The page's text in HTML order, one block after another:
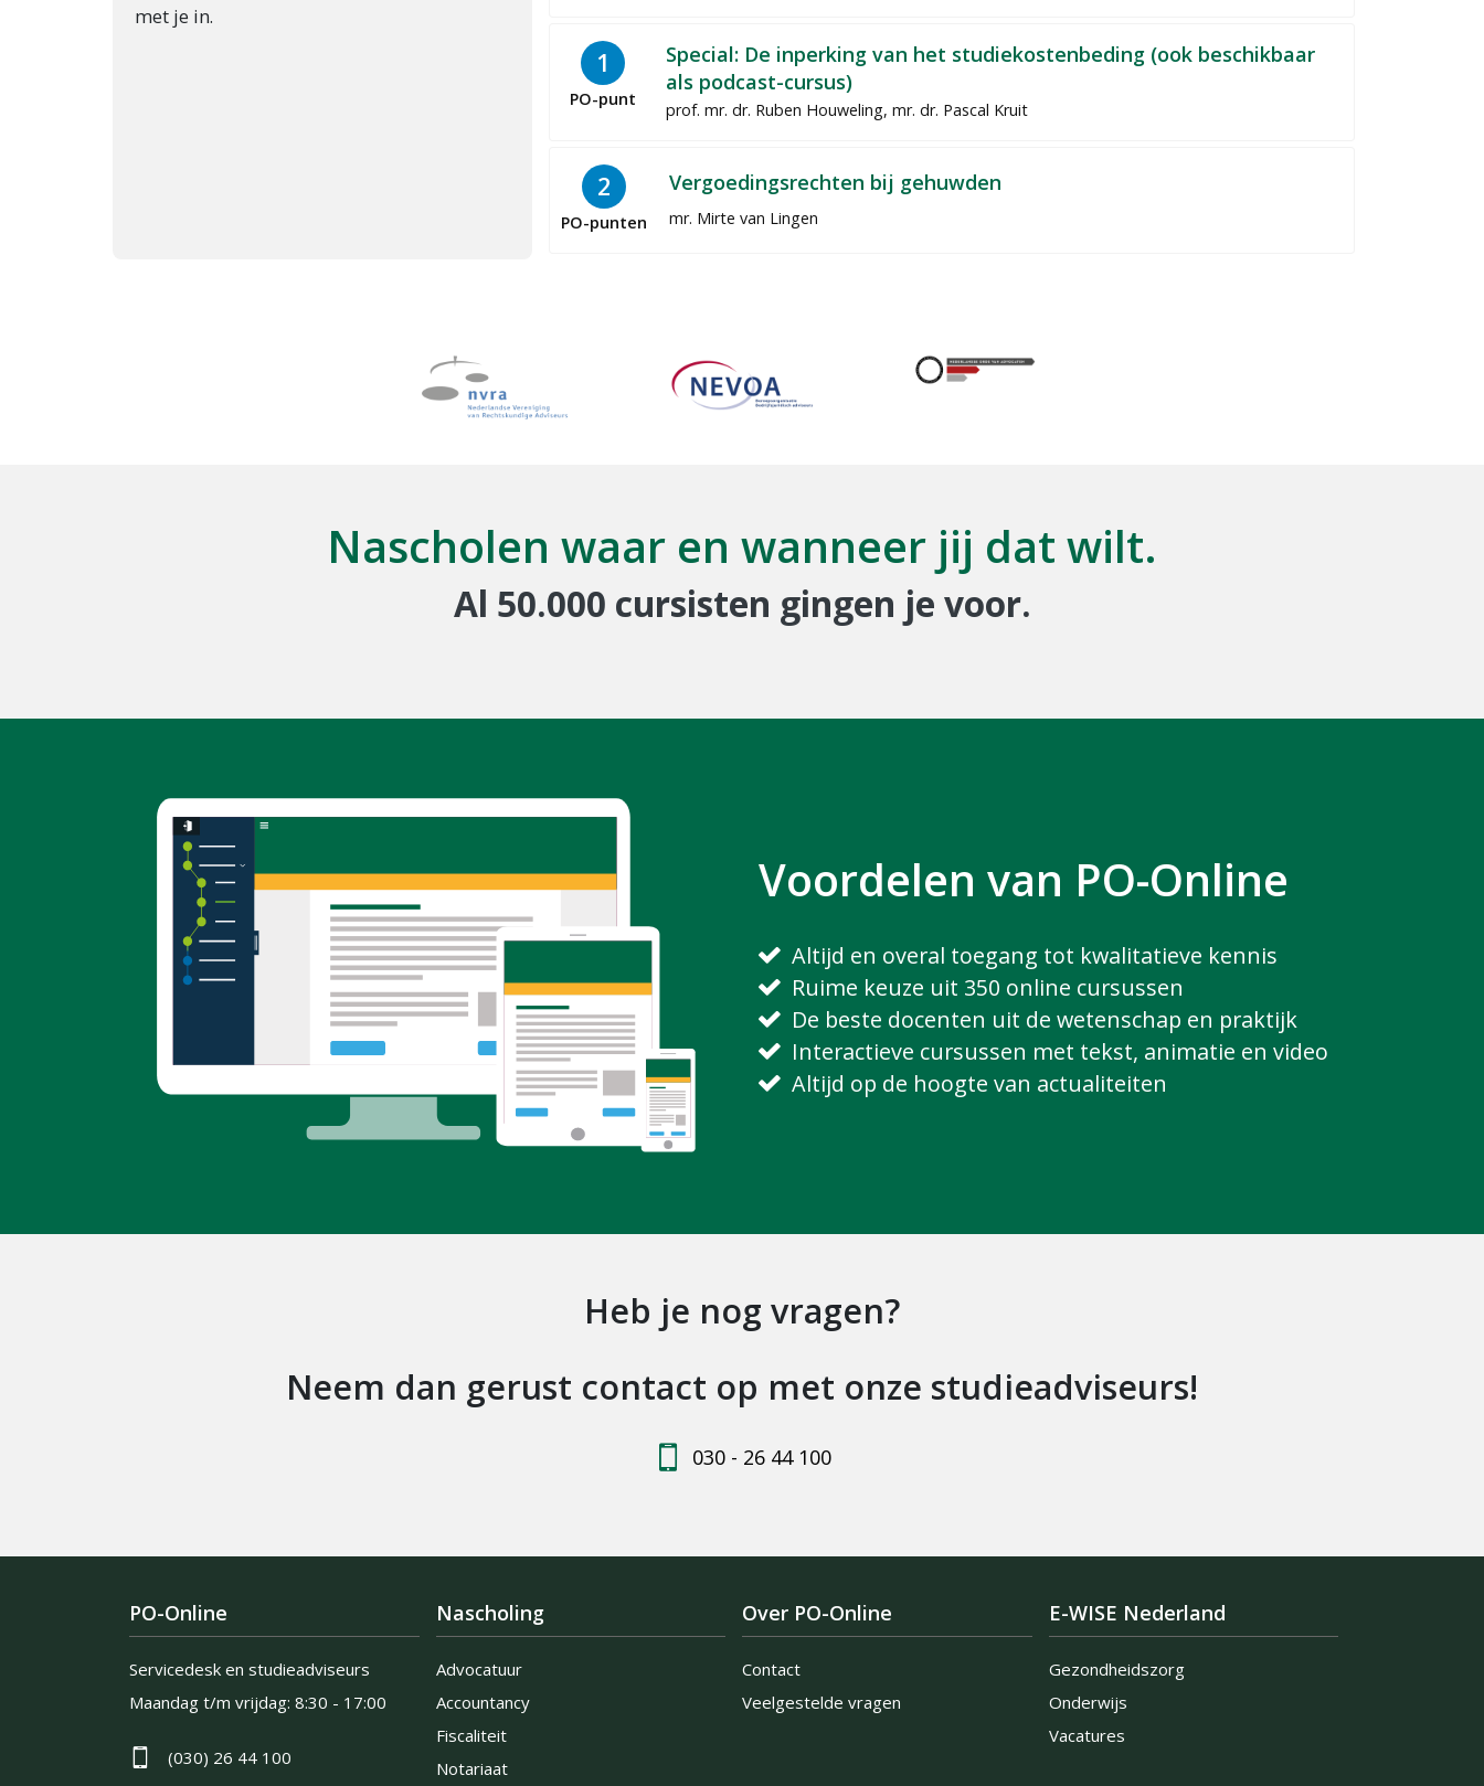
1
PO-punt
Special: De inperking van het studiekostenbeding (ook beschikbaar
als podcast-cursus)
prof. mr. dr. Ruben Houweling, mr. dr. Pascal Kruit
2
PO-punten
Vergoedingsrechten bij gehuwden
mr. Mirte van Lingen
met je in.
Nascholen waar en wanneer jij dat wilt.
Al 50.000 cursisten gingen je voor.
Voordelen van PO-Online
Altijd en overal toegang tot kwalitatieve kennis
Ruime keuze uit 350 online cursussen
De beste docenten uit de wetenschap en praktijk
Interactieve cursussen met tekst, animatie en video
Altijd op de hoogte van actualiteiten
Heb je nog vragen?
Neem dan gerust contact op met onze studieadviseurs!
030 - 26 44 100
PO-Online
Servicedesk en studieadviseurs
Maandag t/m vrijdag: 8:30 - 17:00
(030) 26 44 100
Nascholing
Advocatuur
Accountancy
Fiscaliteit
Notariaat
Over PO-Online
Contact
Veelgestelde vragen
E-WISE Nederland
Gezondheidszorg
Onderwijs
Vacatures